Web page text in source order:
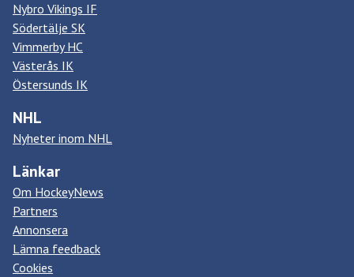
Nybro Vikings IF
Södertälje SK
Vimmerby HC
Västerås IK
Östersunds IK
NHL
Nyheter inom NHL
Länkar
Om HockeyNews
Partners
Annonsera
Lämna feedback
Cookies